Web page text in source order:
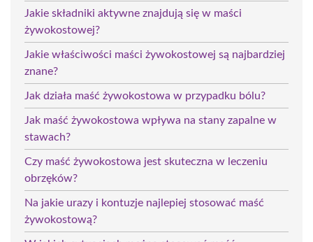
Jakie składniki aktywne znajdują się w maści
żywokostowej?
Jakie właściwości maści żywokostowej są najbardziej
znane?
Jak działa maść żywokostowa w przypadku bólu?
Jak maść żywokostowa wpływa na stany zapalne w
stawach?
Czy maść żywokostowa jest skuteczna w leczeniu
obrzęków?
Na jakie urazy i kontuzje najlepiej stosować maść
żywokostową?